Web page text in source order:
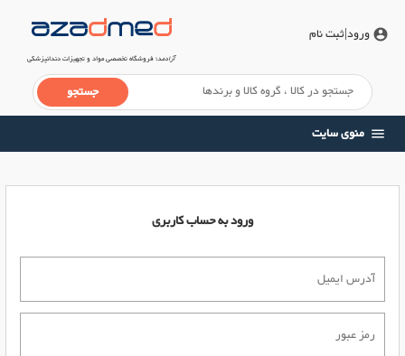
account_circle ورود|ثبت نام
آزادمد؛ فروشگاه تخصصی مواد و تجهیزات دندانپزشکی
menu منوی سایت
ورود به حساب کاربری